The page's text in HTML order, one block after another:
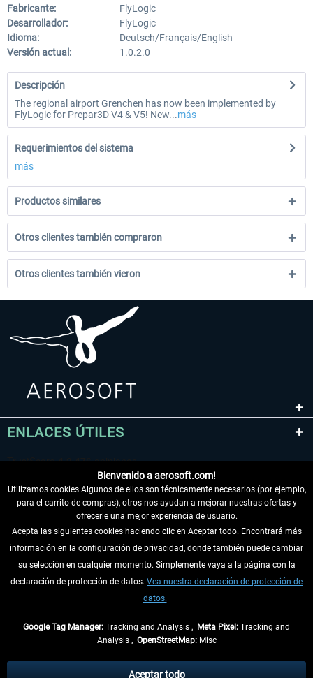
Fabricante:
FlyLogic
Desarrollador:
FlyLogic
Idioma:
Deutsch/Français/English
Versión actual:
1.0.2.0
Descripción
The regional airport Grenchen has now been implemented by
FlyLogic for Prepar3D V4 & V5! New...más
Requerimientos del sistema
más
Productos similares
Otros clientes también compraron
Otros clientes también vieron
ENLACES ÚTILES
DESISTIR DEL CONTRATO
INFORMACIÓN
tasas de recepción si no se describe lo contrario
Bienvenido a aerosoft.com!
Utilizamos cookies Algunos de ellos son técnicamente necesarios (por ejemplo,
para el carrito de compras), otros nos ayudan a mejorar nuestras ofertas y
ofrecerle una mejor experiencia de usuario.
Acepta las siguientes cookies haciendo clic en Aceptar todo. Encontrará más
información en la configuración de privacidad, donde también puede cambiar
su selección en cualquier momento. Simplemente vaya a la página con la
declaración de protección de datos. Vea nuestra declaración de protección de
datos.
Google Tag Manager: Tracking and Analysis , Meta Pixel: Tracking and
Analysis , OpenStreetMap:Misc
Aceptar todo